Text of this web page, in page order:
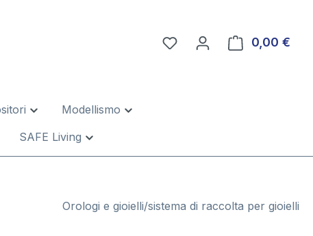
0,00 €
Modellismo
SAFE Living
Orologi e gioielli/sistema di raccolta per gioielli